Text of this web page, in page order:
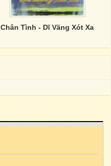
Chân Tình - Dĩ Vãng Xót Xa